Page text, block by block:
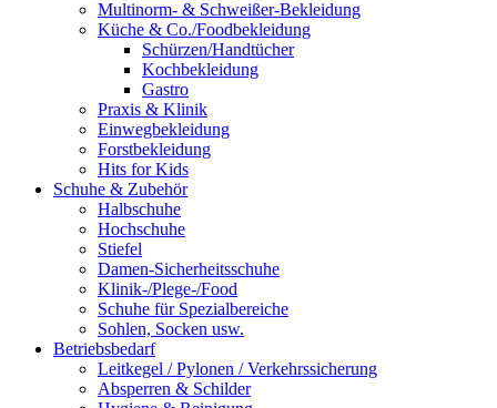
Multinorm- & Schweißer-Bekleidung
Küche & Co./Foodbekleidung
Schürzen/Handtücher
Kochbekleidung
Gastro
Praxis & Klinik
Einwegbekleidung
Forstbekleidung
Hits for Kids
Schuhe & Zubehör
Halbschuhe
Hochschuhe
Stiefel
Damen-Sicherheitsschuhe
Klinik-/Plege-/Food
Schuhe für Spezialbereiche
Sohlen, Socken usw.
Betriebsbedarf
Leitkegel / Pylonen / Verkehrssicherung
Absperren & Schilder